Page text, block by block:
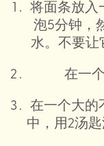
将面条放入
泡5分钟，
水。不要让
在一
在一个大的
中，用2汤